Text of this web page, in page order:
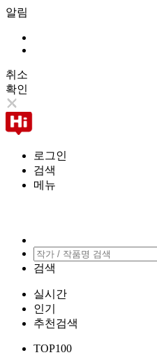
알림
취소
확인
로그인
검색
메뉴
검색
실시간
인기
추천검색
TOP100